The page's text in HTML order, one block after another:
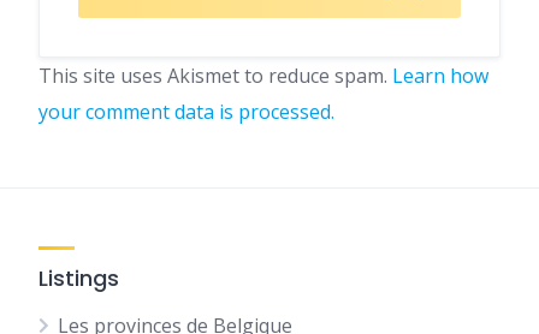
This site uses Akismet to reduce spam. Learn how
your comment data is processed.
Listings
Les provinces de Belgique